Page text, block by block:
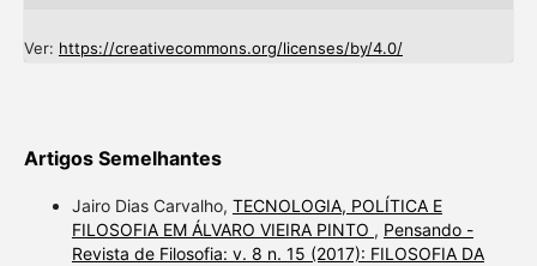
Ver: https://creativecommons.org/licenses/by/4.0/
Artigos Semelhantes
Jairo Dias Carvalho, TECNOLOGIA, POLÍTICA E
FILOSOFIA EM ÁLVARO VIEIRA PINTO , Pensando -
Revista de Filosofia: v. 8 n. 15 (2017): FILOSOFIA DA